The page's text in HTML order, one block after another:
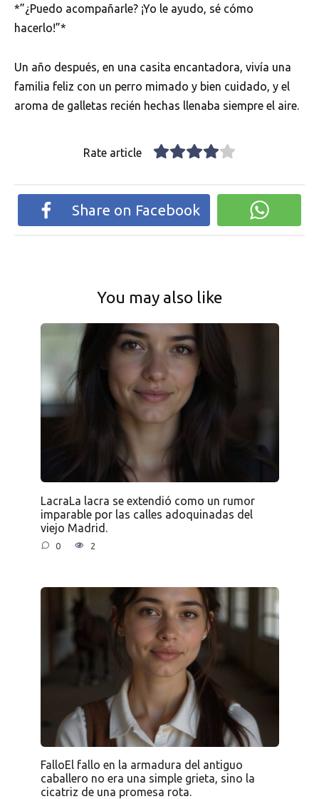
*”¿Puedo acompañarle? ¡Yo le ayudo, sé cómo
hacerlo!”*
Un año después, en una casita encantadora, vivía una
familia feliz con un perro mimado y bien cuidado, y el
aroma de galletas recién hechas llenaba siempre el aire.
Rate article
Share on Facebook
You may also like
LacraLa lacra se extendió como un rumor
imparable por las calles adoquinadas del
viejo Madrid.
0 2
FalloEl fallo en la armadura del antiguo
caballero no era una simple grieta, sino la
cicatriz de una promesa rota.